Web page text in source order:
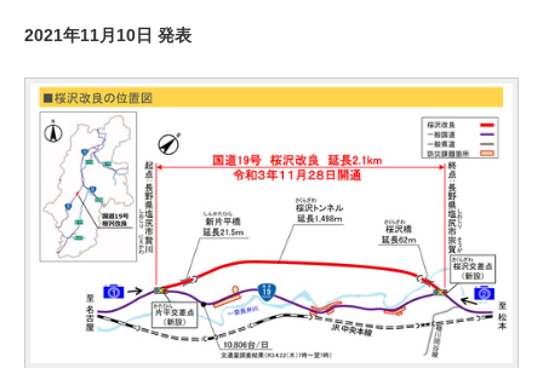
2021年11月10日 発表